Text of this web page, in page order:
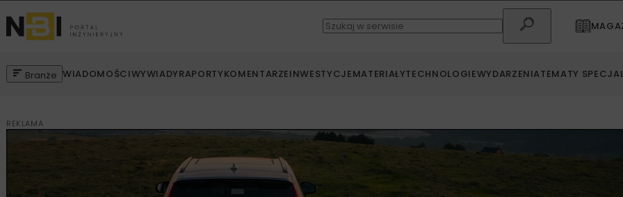
Branże WIADOMOŚCIWYWIADYRAPORTYKOMENTARZEINWESTYCJEMATERIAŁYTECHNOLOGIEWYDARZENIATEMATY
REKLAMA